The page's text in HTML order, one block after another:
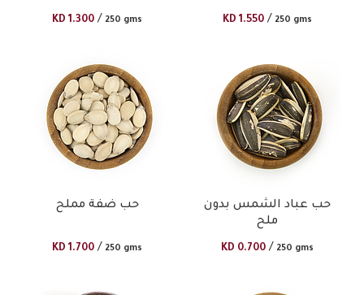
KD 1.300 / 250 gms KD 1.550 / 250 gms
حب ضفة مملح
KD 1.700 / 250 gms
حب عباد الشمس بدون
ملح
KD 0.700 / 250 gms